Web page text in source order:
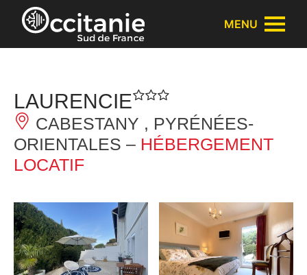
Panneau de gestion des cookies
MENU
LAURENCIE
CABESTANY , PYRÉNÉES-
ORIENTALES – HÉBERGEMENT
LOCATIF